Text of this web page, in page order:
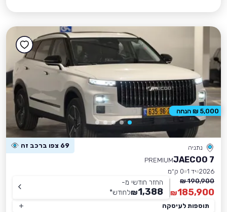
נתניה 69 צפו ברכב זה
JAECOO 7
PREMIUM
2026 יד 1
0 ק״מ
190,900 ₪
185,900
₪
החזר חודשי מ-
1,388
₪לחודש*
תוספות לעיסקה
5,000 ₪ הנחה